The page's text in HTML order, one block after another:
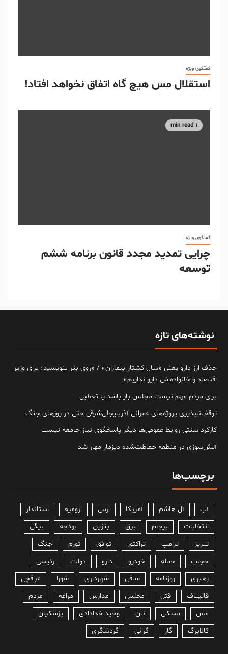
گفتگوی ویژه
استقلال مس هیچ گاه اتفاق نخواهد افتاد!
1 min read
گفتگوی ویژه
چرایی تمدید مجدد قانون برنامه ششم
توسعه
نوشته‌های تازه
حذف ارز دارو یعنی «سال کشتار بیماران» / «روی بنر بنویسید؛ برای وزیر
اقتصاد و خانواده‌اش دارو نداریم»
برای مردم مهم نیست مجلس باز باشد یا تعطیل
توقف‌ناپذیری پروژه‌های عمرانی آذربایجان‌شرقی حتی در روزهای جنگ
کارکرد سنتی روابط عمومی‌ها دیگر پاسخگوی نیاز جامعه نیست
آتش‌سوزی در منطقه حفاظت‌شده دیزمار مهار شد
برچسب‌ها
آب آل هاشم آمریکا ارس ارومیه
استاندار
انتخابات
برجام برق بنزین بودجه
بیگی
تبریز
ترامپ تراکتور توافق تورم
جنگ
حجاب
حمله خودرو دارو دولت
رئیسی
رهبری
روزنامه ساقی شهرداری شورا
عراقچی
قالیباف
قتل مجلس مدارس مراغه
مردم
مس
مسکن نان وحید خدادادی
پزشکیان
کالابرگ
گاز گرانی گردشگری